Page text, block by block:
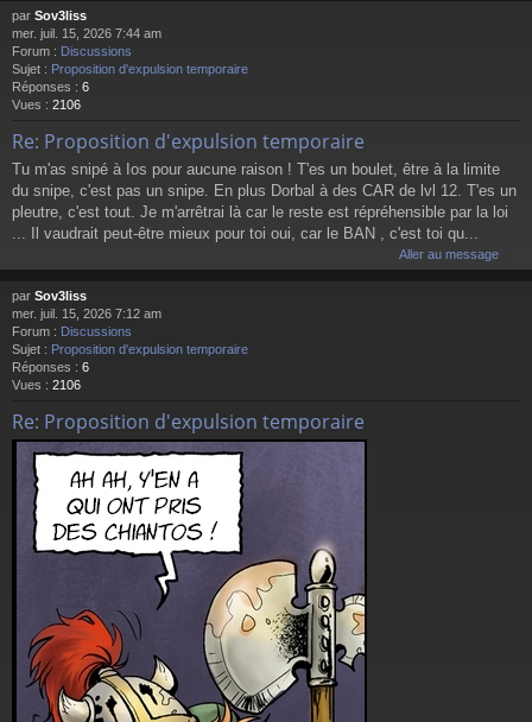
par Sov3liss
mer. juil. 15, 2026 7:44 am
Forum : Discussions
Sujet : Proposition d'expulsion temporaire
Réponses : 6
Vues : 2106
Re: Proposition d'expulsion temporaire
Tu m'as snipé à Ios pour aucune raison ! T'es un boulet, être à la limite
du snipe, c'est pas un snipe. En plus Dorbal à des CAR de lvl 12. T'es un
pleutre, c'est tout. Je m'arrêtrai là car le reste est répréhensible par la loi
... Il vaudrait peut-être mieux pour toi oui, car le BAN , c'est toi qu...
Aller au message
par Sov3liss
mer. juil. 15, 2026 7:12 am
Forum : Discussions
Sujet : Proposition d'expulsion temporaire
Réponses : 6
Vues : 2106
Re: Proposition d'expulsion temporaire